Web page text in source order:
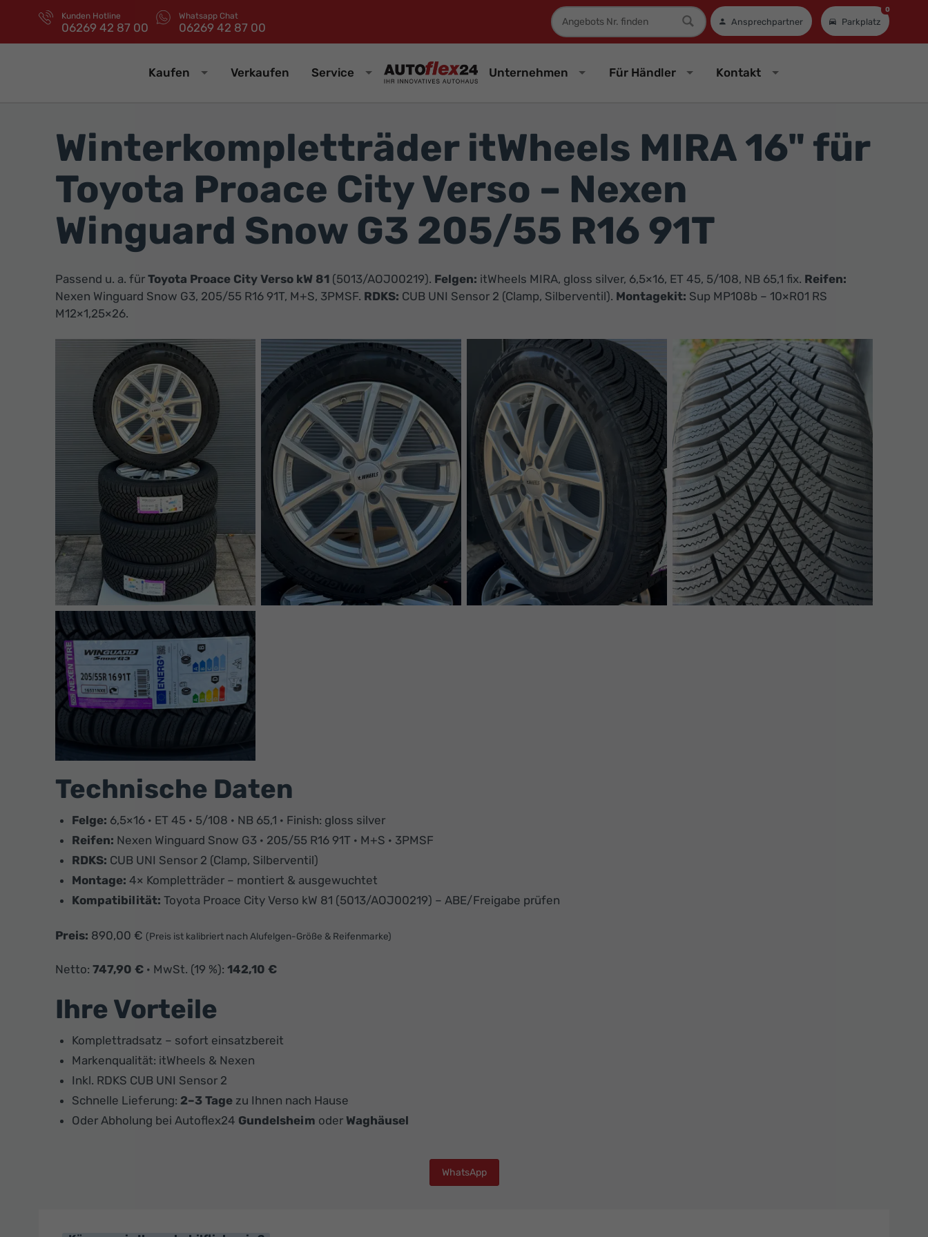
Kunden Hotline
06269 42 87 00
Whatsapp Chat
06269 42 87 00
Fahrzeugnummer
Ansprechpartner Parkplatz
0
Kaufen Verkaufen Service Unternehmen Für Händler Kontakt
Winterkompletträder itWheels MIRA 16" für
Toyota Proace City Verso – Nexen
Winguard Snow G3 205/55 R16 91T
Passend u. a. für Toyota Proace City Verso kW 81 (5013/AOJ00219). Felgen: itWheels MIRA, gloss silver, 6,5×16, ET 45, 5/108, NB 65,1 fix. Reifen:
Nexen Winguard Snow G3, 205/55 R16 91T, M+S, 3PMSF. RDKS: CUB UNI Sensor 2 (Clamp, Silberventil). Montagekit: Sup MP108b – 10×R01 RS
M12×1,25×26.
Technische Daten
Felge: 6,5×16 · ET 45 · 5/108 · NB 65,1 · Finish: gloss silver
Reifen: Nexen Winguard Snow G3 · 205/55 R16 91T · M+S · 3PMSF
RDKS: CUB UNI Sensor 2 (Clamp, Silberventil)
Montage: 4× Kompletträder – montiert & ausgewuchtet
Kompatibilität: Toyota Proace City Verso kW 81 (5013/AOJ00219) – ABE/Freigabe prüfen
Preis: 890,00 € (Preis ist kalibriert nach Alufelgen-Größe & Reifenmarke)
Netto: 747,90 € · MwSt. (19 %): 142,10 €
Ihre Vorteile
Komplettradsatz – sofort einsatzbereit
Markenqualität: itWheels & Nexen
Inkl. RDKS CUB UNI Sensor 2
Schnelle Lieferung: 2–3 Tage zu Ihnen nach Hause
Oder Abholung bei Autoflex24 Gundelsheim oder Waghäusel
WhatsApp